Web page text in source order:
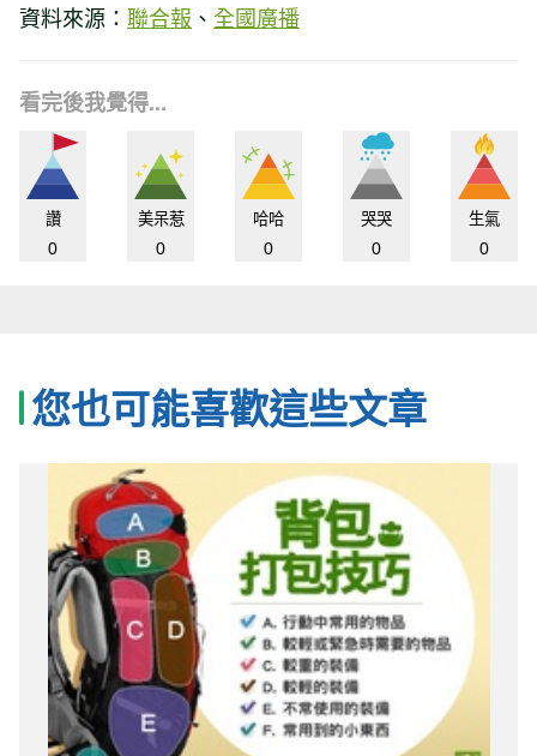
資料來源： 聯合報 、 全國廣播
看完後我覺得...
讚
0
美呆惹
0
哈哈
0
哭哭
0
生氣
0
您也可能喜歡這些文章